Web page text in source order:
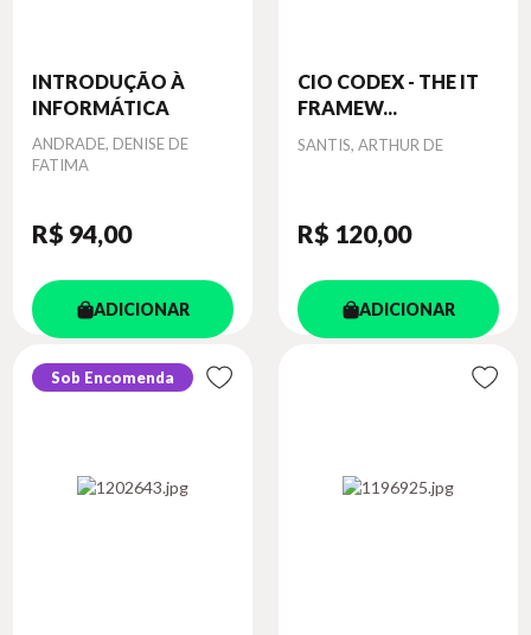
INTRODUÇÃO À
INFORMÁTICA
Autor
ANDRADE, DENISE DE
FATIMA
R$ 94,00
ADICIONAR
CIO CODEX - THE IT
FRAMEW...
Autor
SANTIS, ARTHUR DE
R$ 120,00
ADICIONAR
Sob Encomenda